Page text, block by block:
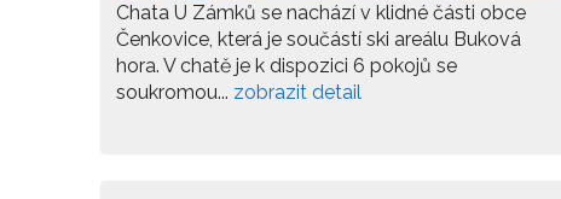
Chata U Zámků se nachází v klidné části obce
Čenkovice, která je součástí ski areálu Buková
hora. V chatě je k dispozici 6 pokojů se
soukromou... zobrazit detail